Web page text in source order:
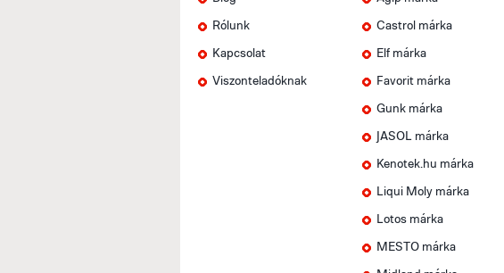
Rólunk
Kapcsolat
Viszonteladóknak
Castrol márka
Elf márka
Favorit márka
Gunk márka
JASOL márka
Kenotek.hu márka
Liqui Moly márka
Lotos márka
MESTO márka